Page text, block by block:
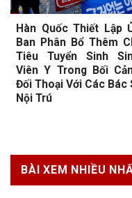
Hàn Quốc Thiết Lập
Ban Phân Bổ Thêm
Tiêu Tuyển Sinh
Viên Y Trong Bối
Đối Thoại Với Các Bác
Nội Trú
BÀI XEM NHIỀU